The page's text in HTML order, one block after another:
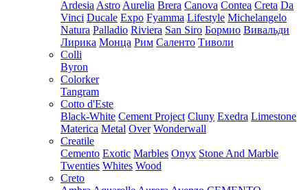
Ardesia Astro Aurelia Brera Canova Contea Creta Da
Vinci Ducale Expo Fyamma Lifestyle Michelangelo
Natura Palladio Riviera San Siro Бормио Вивальди
Лирика Монца Рим Саленто Тиволи
Colli
Byron
Colorker
Tangram
Cotto d'Este
Black-White Cement Project Cluny Exedra Limestone
Materica Metal Over Wonderwall
Creatile
Cemento Exotic Marbles Onyx Stone And Marble
Twenties Whites Wood
Creto